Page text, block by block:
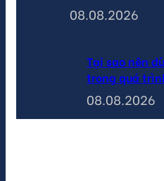
08.08.2026
Tại sao nên
trong quá
08.08.2026